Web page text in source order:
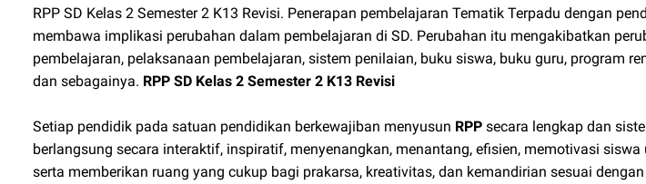
RPP SD Kelas 2 Semester 2 K13 Revisi. Penerapan pembelajaran Tematik Terpadu dengan
membawa implikasi perubahan dalam pembelajaran di SD. Perubahan itu mengakibatkan
pembelajaran, pelaksanaan pembelajaran, sistem penilaian, buku siswa, buku guru, program
dan sebagainya. RPP SD Kelas 2 Semester 2 K13 Revisi
Setiap pendidik pada satuan pendidikan berkewajiban menyusun RPP secara lengkap dan
berlangsung secara interaktif, inspiratif, menyenangkan, menantang, efisien, memotivasi
serta memberikan ruang yang cukup bagi prakarsa, kreativitas, dan kemandirian sesuai